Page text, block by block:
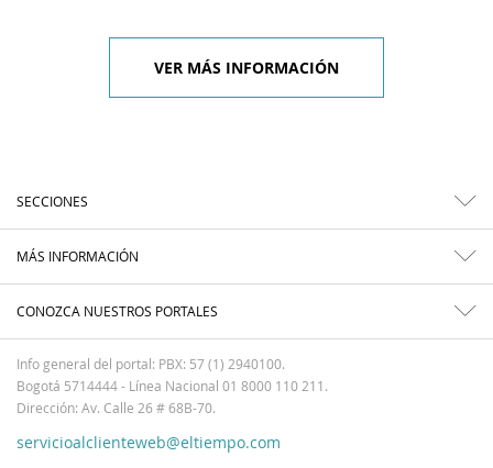
VER MÁS INFORMACIÓN
SECCIONES
MÁS INFORMACIÓN
CONOZCA NUESTROS PORTALES
Info general del portal: PBX: 57 (1) 2940100.
Bogotá 5714444 - Línea Nacional 01 8000 110 211.
Dirección: Av. Calle 26 # 68B-70.
servicioalclienteweb@eltiempo.com